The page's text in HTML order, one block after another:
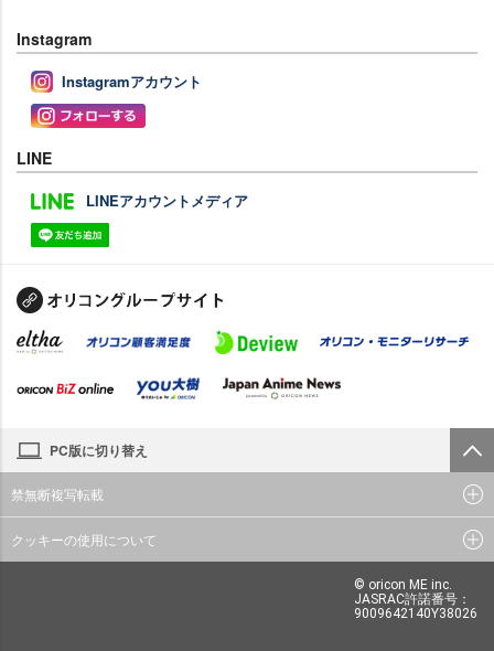
Instagram
Instagramアカウント
LINE
LINEアカウントメディア
PC版に切り替え
禁無断複写転載
クッキーの使用について
© oricon ME inc.
JASRAC許諾番号：
9009642140Y38026